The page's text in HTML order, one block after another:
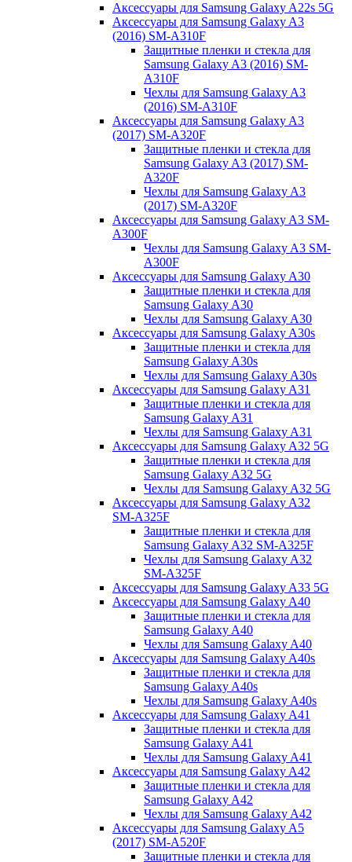
Аксессуары для Samsung Galaxy A22s 5G
Аксессуары для Samsung Galaxy A3
(2016) SM-A310F
Защитные пленки и стекла для
Samsung Galaxy A3 (2016) SM-
A310F
Чехлы для Samsung Galaxy A3
(2016) SM-A310F
Аксессуары для Samsung Galaxy A3
(2017) SM-A320F
Защитные пленки и стекла для
Samsung Galaxy A3 (2017) SM-
A320F
Чехлы для Samsung Galaxy A3
(2017) SM-A320F
Аксессуары для Samsung Galaxy A3 SM-
A300F
Чехлы для Samsung Galaxy A3 SM-
A300F
Аксессуары для Samsung Galaxy A30
Защитные пленки и стекла для
Samsung Galaxy A30
Чехлы для Samsung Galaxy A30
Аксессуары для Samsung Galaxy A30s
Защитные пленки и стекла для
Samsung Galaxy A30s
Чехлы для Samsung Galaxy A30s
Аксессуары для Samsung Galaxy A31
Защитные пленки и стекла для
Samsung Galaxy A31
Чехлы для Samsung Galaxy A31
Аксессуары для Samsung Galaxy A32 5G
Защитные пленки и стекла для
Samsung Galaxy A32 5G
Чехлы для Samsung Galaxy A32 5G
Аксессуары для Samsung Galaxy A32
SM-A325F
Защитные пленки и стекла для
Samsung Galaxy A32 SM-A325F
Чехлы для Samsung Galaxy A32
SM-A325F
Аксессуары для Samsung Galaxy A33 5G
Аксессуары для Samsung Galaxy A40
Защитные пленки и стекла для
Samsung Galaxy A40
Чехлы для Samsung Galaxy A40
Аксессуары для Samsung Galaxy A40s
Защитные пленки и стекла для
Samsung Galaxy A40s
Чехлы для Samsung Galaxy A40s
Аксессуары для Samsung Galaxy A41
Защитные пленки и стекла для
Samsung Galaxy A41
Чехлы для Samsung Galaxy A41
Аксессуары для Samsung Galaxy A42
Защитные пленки и стекла для
Samsung Galaxy A42
Чехлы для Samsung Galaxy A42
Аксессуары для Samsung Galaxy A5
(2017) SM-A520F
Защитные пленки и стекла для